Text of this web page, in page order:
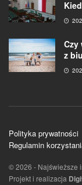
Czy
z
Polityka prywatności
Regulamin
© 2026 - Najświeższe
Projekt i realizacja